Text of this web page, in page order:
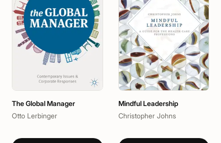
The Global Manager
Otto Lerbinger
Mindful Leadership
Christopher Johns